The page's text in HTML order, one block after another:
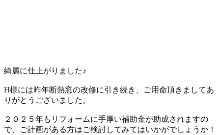
綺麗に仕上がりました♪
H様には昨年断熱窓の改修に引き続き、ご用命頂きましてあ
りがとうございました。
２０２５年もリフォームに手厚い補助金が助成されますの
で、ご計画がある方はご検討してみてはいかがでしょうか！